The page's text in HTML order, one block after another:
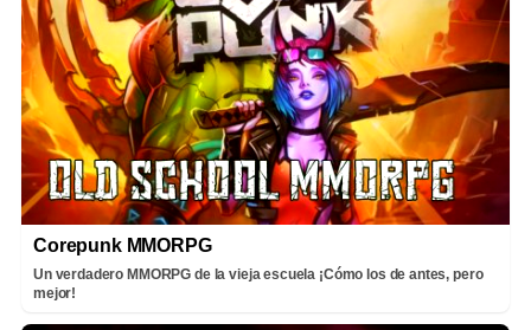
Corepunk MMORPG
Un verdadero MMORPG de la vieja escuela ¡Cómo los de antes, pero
mejor!